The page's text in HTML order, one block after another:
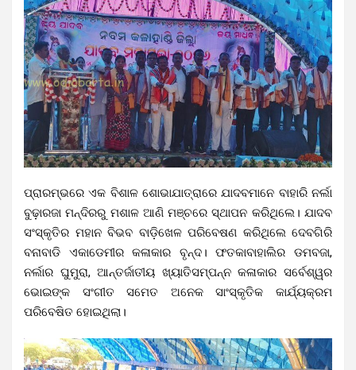
ପ୍ରାରମ୍ଭରେ ଏକ ବିଶାଳ ଶୋଭାଯାତ୍ରାରେ ଯାଦବମାନେ ବାହାରି ନର୍ଲା
ବୁଢ଼ାରଜା ମନ୍ଦିରରୁ ମଶାଳ ଆଣି ମଞ୍ଚରେ ସ୍ଥାପନ କରିଥିଲେ। ଯାଦବ
ସଂସ୍କୃତିର ମହାନ ବିଭବ ବାଡ଼ିଖେଳ ପରିବେଷଣ କରିଥିଲେ ଦେବଗିରି
ବନାବାଡି ଏକାଡେମୀର କଳାକାର ବୃନ୍ଦ। ଫତକାବାହାଲିର ଡମବଜା,
ନର୍ଲାର ଘୁମୁରା, ଆନ୍ତର୍ଜାତୀୟ ଖ୍ୟାତିସମ୍ପନ୍ନ କଳାକାର ସର୍ବେଶ୍ୱର
ଭୋଇଙ୍କ ସଂଗୀତ ସମେତ ଅନେକ ସାଂସ୍କୃତିକ କାର୍ଯ୍ୟକ୍ରମ
ପରିବେଷିତ ହୋଇଥିଲା।